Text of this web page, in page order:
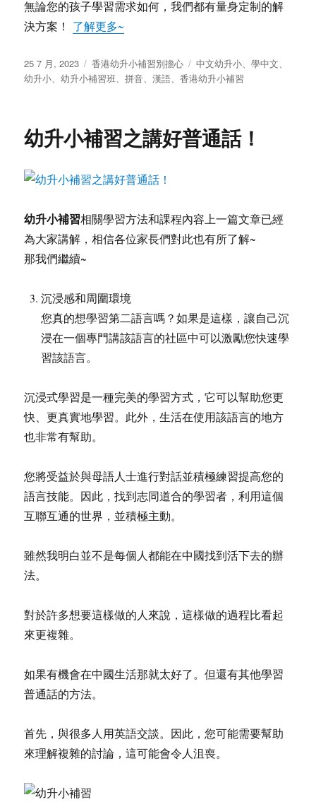
無論您的孩子學習需求如何，我們都有量身定制的解
決方案！ 了解更多~
发
布
25 7 月, 2023
分
类
香港幼升小補習別擔心
标
签
中文幼升小、學中文、
幼升小、幼升小補習班、拼音、漢語、香港幼升小補習
幼升小補習之講好普通話！
幼升小補習相關學習方法和課程內容上一篇文章已經
為大家講解，相信各位家長們對此也有所了解~
那我們繼續~
沉浸感和周圍環境
您真的想學習第二語言嗎？如果是這樣，讓自己沉
浸在一個專門講該語言的社區中可以激勵您快速學
習該語言。
沉浸式學習是一種完美的學習方式，它可以幫助您更
快、更真實地學習。此外，生活在使用該語言的地方
也非常有幫助。
您將受益於與母語人士進行對話並積極練習提高您的
語言技能。因此，找到志同道合的學習者，利用這個
互聯互通的世界，並積極主動。
雖然我明白並不是每個人都能在中國找到活下去的辦
法。
對於許多想要這樣做的人來說，這樣做的過程比看起
來更複雜。
如果有機會在中國生活那就太好了。但還有其他學習
普通話的方法。
首先，與很多人用英語交談。因此，您可能需要幫助
來理解複雜的討論，這可能會令人沮喪。